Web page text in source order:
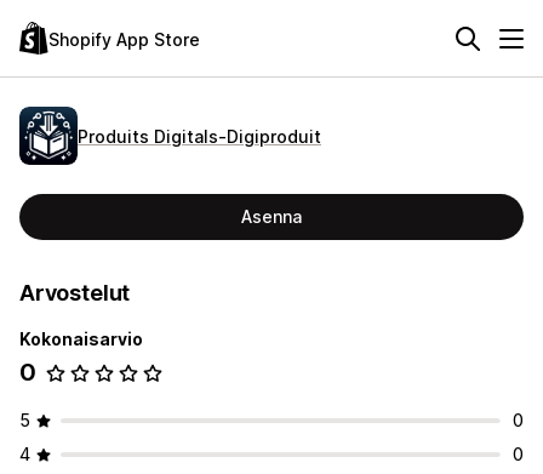
Shopify App Store
Produits Digitals‑Digiproduit
Asenna
Arvostelut
Kokonaisarvio
0
5
0
4
0